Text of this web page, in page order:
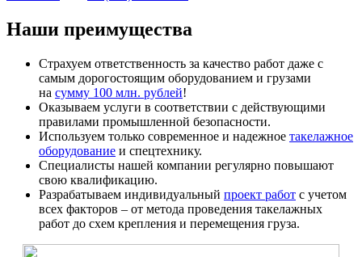
Наши преимущества
Страхуем ответственность за качество работ даже с
самым дорогостоящим оборудованием и грузами
на сумму 100 млн. рублей!
Оказываем услуги в соответствии с действующими
правилами промышленной безопасности.
Используем только современное и надежное такелажное
оборудование и спецтехнику.
Специалисты нашей компании регулярно повышают
свою квалификацию.
Разрабатываем индивидуальный проект работ с учетом
всех факторов – от метода проведения такелажных
работ до схем крепления и перемещения груза.